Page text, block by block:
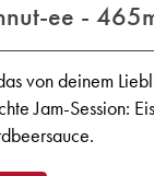
ee -
von deinem
Jam-Session: